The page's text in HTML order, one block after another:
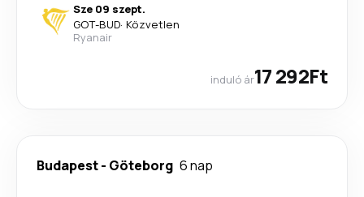
Sze 09 szept.
GOT-BUD· Közvetlen
Ryanair
induló ár17 292Ft
Budapest- Göteborg 6 nap